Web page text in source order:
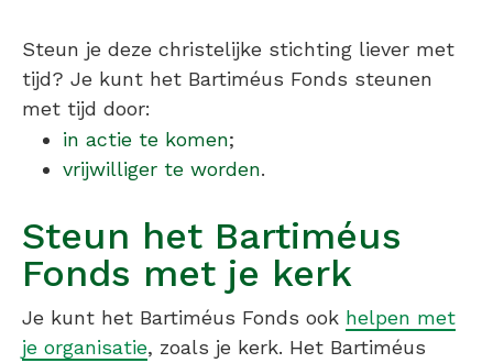
Steun je deze christelijke stichting liever met
tijd? Je kunt het Bartiméus Fonds steunen
met tijd door:
in actie te komen;
vrijwilliger te worden.
Steun het Bartiméus
Fonds met je kerk
Je kunt het Bartiméus Fonds ook helpen met
je organisatie, zoals je kerk. Het Bartiméus